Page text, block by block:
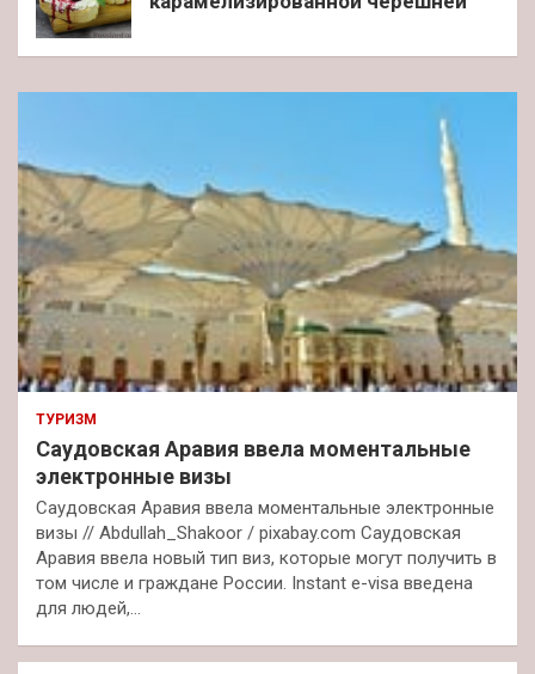
ТУРИЗМ
Саудовская Аравия ввела моментальные
электронные визы
Саудовская Аравия ввела моментальные электронные
визы // Abdullah_Shakoor / pixabay.com Саудовская
Аравия ввела новый тип виз, которые могут получить в
том числе и граждане России. Instant e-visa введена
для людей,…